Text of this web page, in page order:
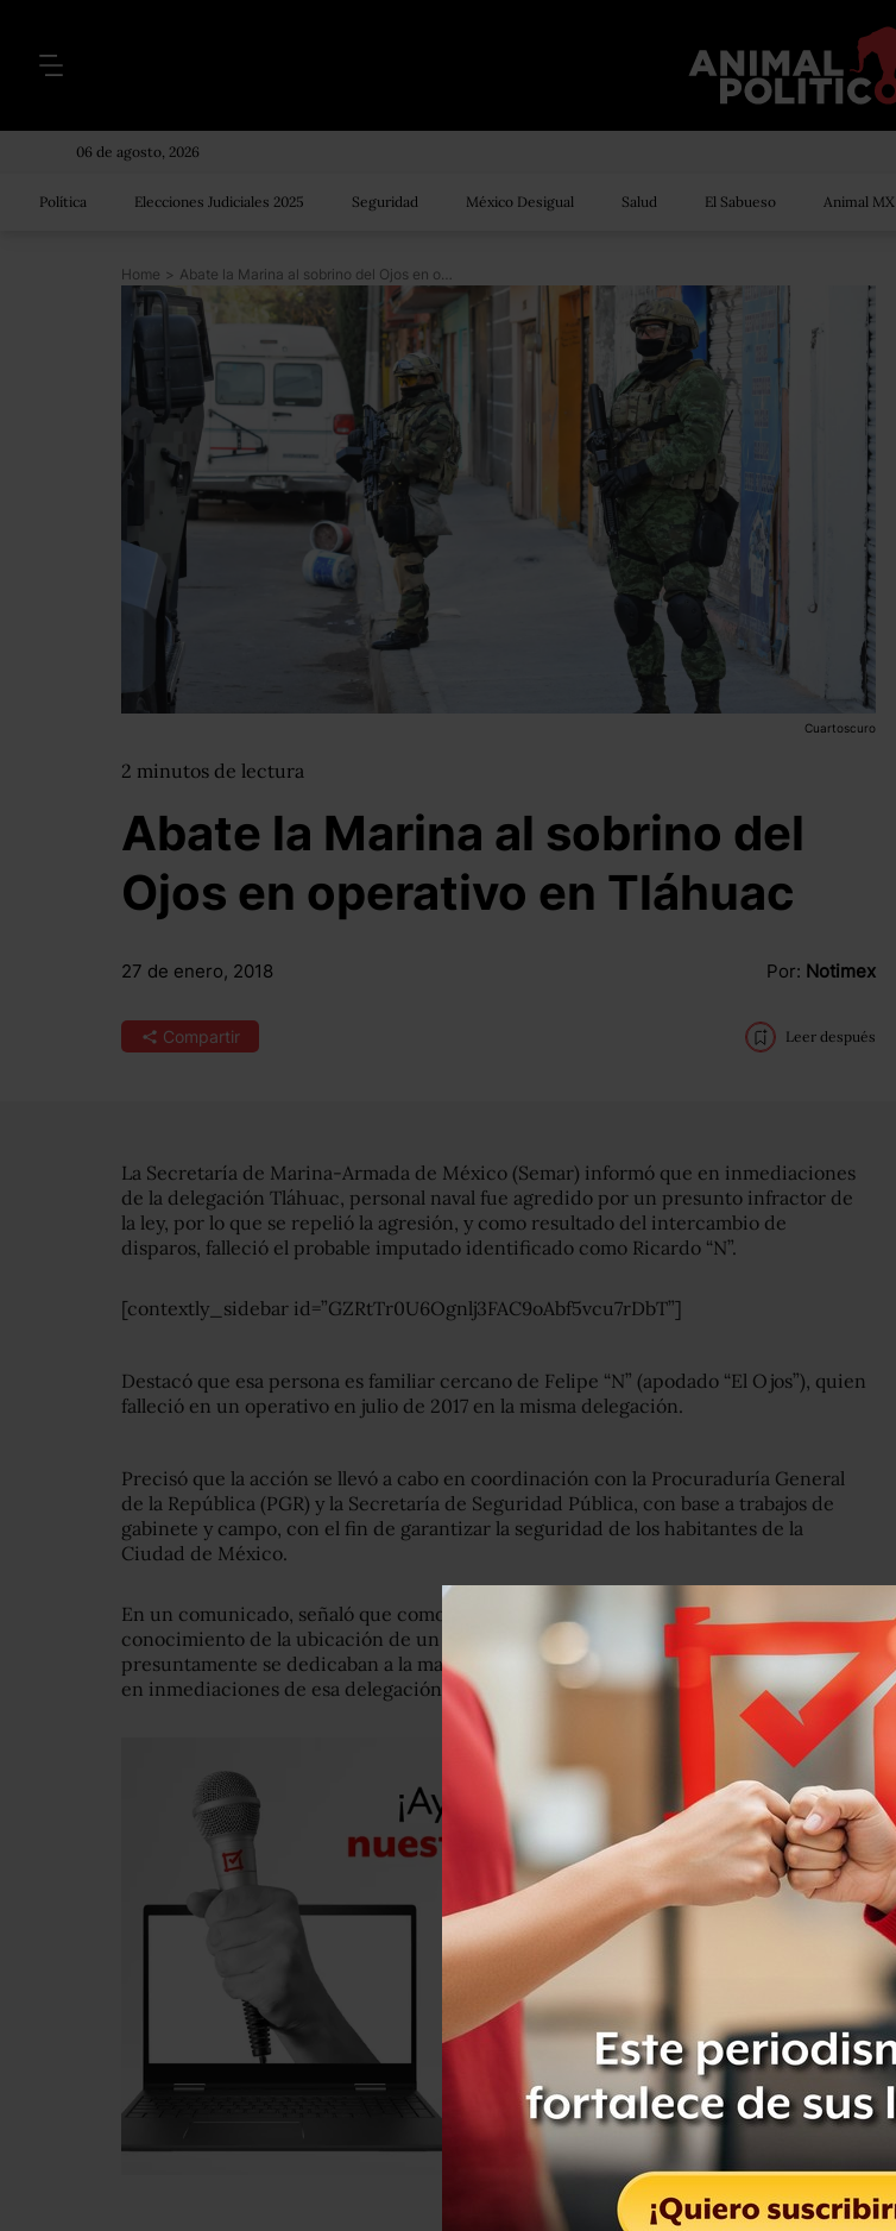
06 de agosto, 2026
Política Elecciones Judiciales 2025 Seguridad México Desigual Salud El Sabueso Animal MX
Home > Abate la Marina al sobrino del Ojos en operativo en Tláhuac
Cuartoscuro
2 minutos de lectura
Abate la Marina al sobrino del
Ojos en operativo en Tláhuac
27 de enero, 2018 Por: Notimex
Compartir Leer después
La Secretaría de Marina-Armada de México (Semar) informó que en inmediaciones
de la delegación Tláhuac, personal naval fue agredido por un presunto infractor de
la ley, por lo que se repelió la agresión, y como resultado del intercambio de
disparos, falleció el probable imputado identificado como Ricardo “N”.
[contextly_sidebar id=”GZRtTr0U6Ognlj3FAC9oAbf5vcu7rDbT”]
Destacó que esa persona es familiar cercano de Felipe “N” (apodado “El Ojos”), quien
falleció en un operativo en julio de 2017 en la misma delegación.
Precisó que la acción se llevó a cabo en coordinación con la Procuraduría General
de la República (PGR) y la Secretaría de Seguridad Pública, con base a trabajos de
gabinete y campo, con el fin de garantizar la seguridad de los habitantes de la
Ciudad de México.
En un comunicado, señaló que como producto de una investigación, se tuvo
conocimiento de la ubicación de un domicilio de un grupo de personas, que
presuntamente se dedicaban a la maquila y distribución de droga, quienes operaban
en inmediaciones de esa delegación.